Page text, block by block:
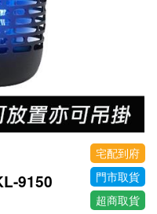
9150
宅配到府
門市取貨
超商取貨